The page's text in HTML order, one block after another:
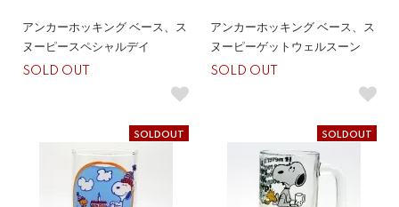
アンカーホッキング ベース、ス
ヌーピースペシャルデイ
SOLD OUT
アンカーホッキング ベース、ス
ヌーピーゲットウェルスーン
SOLD OUT
SOLDOUT SOLDOUT